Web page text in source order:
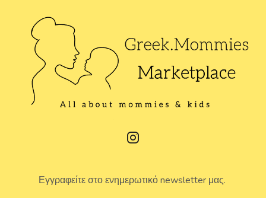
Εγγραφείτε στο ενημερωτικό newsletter μας.